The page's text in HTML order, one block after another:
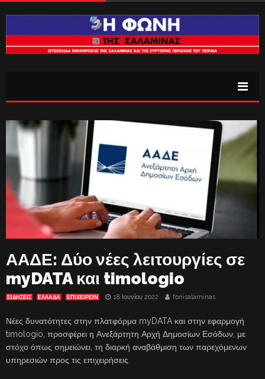
ΑΑΔΕ: Δύο νέες λειτουργίες σε
myDATA και timologio
ΕΙΔΗΣΕΙΣ ΕΛΛΑΔΑ ΕΠΙΧΕΙΡΕΙΝ 18 Ιουνίου 2022 fonisalaminas
Νέες δυνατότητες στην πλατφόρμα myDATA και στην εφαρμογή
timologio, προσφέρει η Ανεξάρτητη Αρχή Δημοσίων Εσόδων, με
στόχο όπως σημειώνει, τη διαρκή αναβάθμιση των παρεχόμενων
υπηρεσιών προς τις επιχειρήσεις.